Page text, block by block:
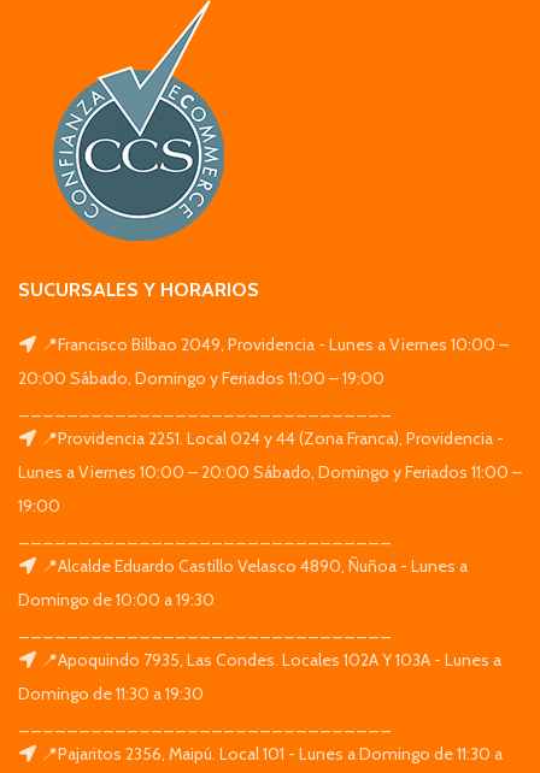
SUCURSALES Y HORARIOS
📍Francisco Bilbao 2049, Providencia - Lunes a Viernes 10:00 –
20:00 Sábado, Domingo y Feriados 11:00 – 19:00
📍Providencia 2251. Local 024 y 44 (Zona Franca), Providencia -
Lunes a Viernes 10:00 – 20:00 Sábado, Domingo y Feriados 11:00 –
19:00
📍Alcalde Eduardo Castillo Velasco 4890, Ñuñoa - Lunes a
Domingo de 10:00 a 19:30
📍Apoquindo 7935, Las Condes. Locales 102A Y 103A - Lunes a
Domingo de 11:30 a 19:30
📍Pajaritos 2356, Maipú. Local 101 - Lunes a Domingo de 11:30 a